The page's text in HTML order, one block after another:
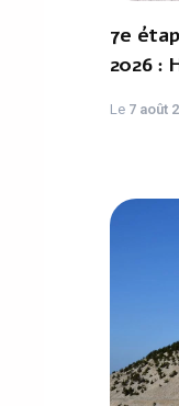
7e
2026 :
Le 7 août